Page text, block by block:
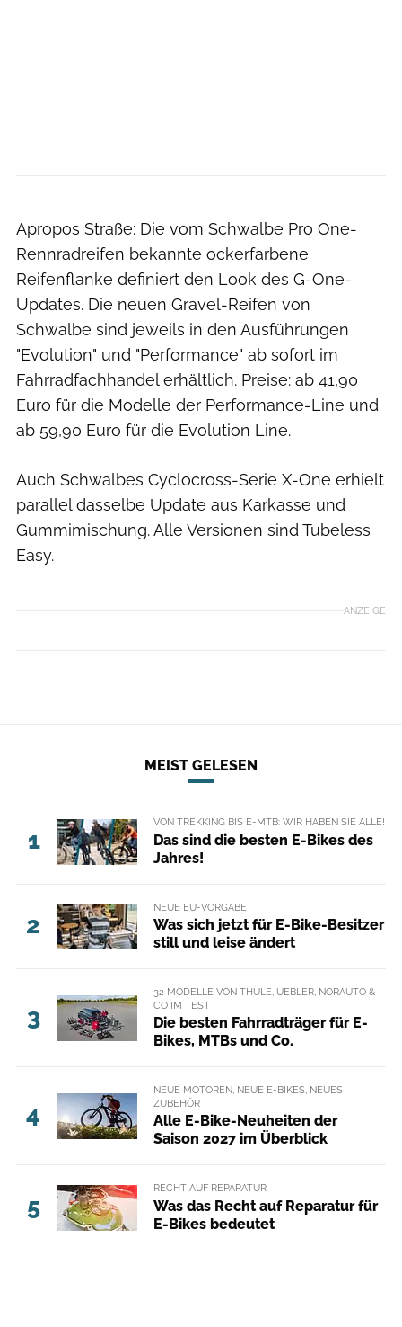
Apropos Straße: Die vom Schwalbe Pro One-
Rennradreifen bekannte ockerfarbene
Reifenflanke definiert den Look des G-One-
Updates. Die neuen Gravel-Reifen von
Schwalbe sind jeweils in den Ausführungen
"Evolution" und "Performance" ab sofort im
Fahrradfachhandel erhältlich. Preise: ab 41,90
Euro für die Modelle der Performance-Line und
ab 59,90 Euro für die Evolution Line.
Auch Schwalbes Cyclocross-Serie X-One erhielt
parallel dasselbe Update aus Karkasse und
Gummimischung. Alle Versionen sind Tubeless
Easy.
ANZEIGE
MEIST GELESEN
1
VON TREKKING BIS E-MTB: WIR HABEN SIE ALLE!
Das sind die besten E-Bikes des
Jahres!
2
NEUE EU-VORGABE
Was sich jetzt für E-Bike-Besitzer
still und leise ändert
3
32 MODELLE VON THULE, UEBLER, NORAUTO &
CO IM TEST
Die besten Fahrradträger für E-
Bikes, MTBs und Co.
4
NEUE MOTOREN, NEUE E-BIKES, NEUES
ZUBEHÖR
Alle E-Bike-Neuheiten der
Saison 2027 im Überblick
5
RECHT AUF REPARATUR
Was das Recht auf Reparatur für
E-Bikes bedeutet